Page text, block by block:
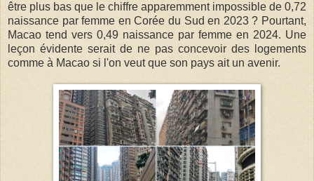
être plus bas que le chiffre apparemment impossible de 0,72
naissance par femme en Corée du Sud en 2023 ? Pourtant,
Macao tend vers 0,49 naissance par femme en 2024. Une
leçon évidente serait de ne pas concevoir des logements
comme à Macao si l'on veut que son pays ait un avenir.